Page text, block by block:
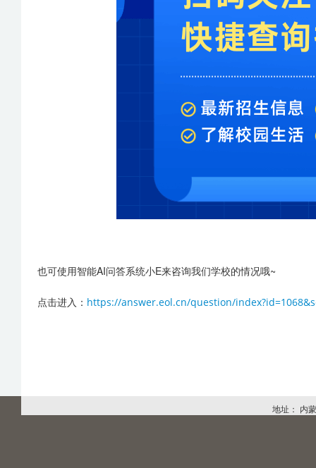
也可使用智能AI问答系统小E来咨询我们学校的情况哦~
点击进入： https://answer.eol.cn/question/
地址： 内